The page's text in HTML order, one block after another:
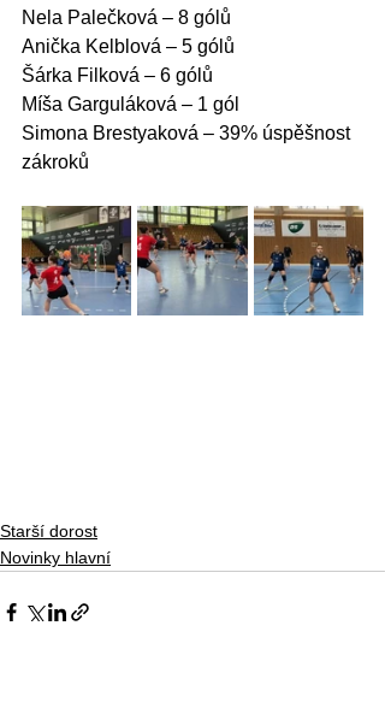
Nela Palečková – 8 gólů
Anička Kelblová – 5 gólů
Šárka Filková – 6 gólů
Míša Garguláková – 1 gól
Simona Brestyaková – 39% úspěšnost
zákroků
Starší dorost
Novinky hlavní